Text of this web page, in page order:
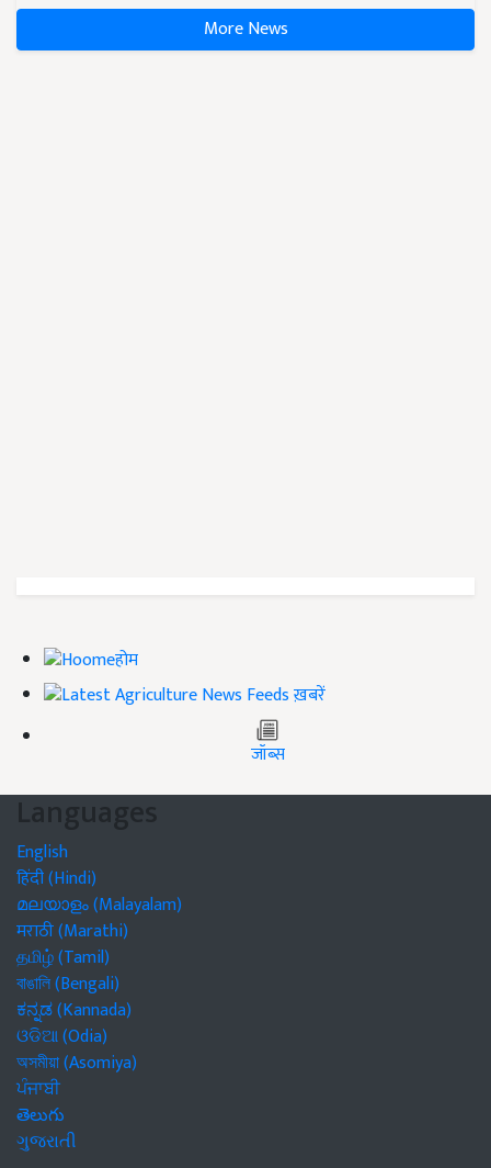
More News
होम
ख़बरें
जॉब्स
Languages
English
हिंदी (Hindi)
മലയാളം (Malayalam)
मराठी (Marathi)
தமிழ் (Tamil)
বাঙালি (Bengali)
ಕನ್ನಡ (Kannada)
ଓଡିଆ (Odia)
অসমীয়া (Asomiya)
ਪੰਜਾਬੀ
తెలుగు
ગુજરાતી